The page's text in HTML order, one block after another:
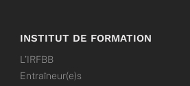
INSTITUT DE FORMATION
L’IRFBB
Entraîneur(e)s